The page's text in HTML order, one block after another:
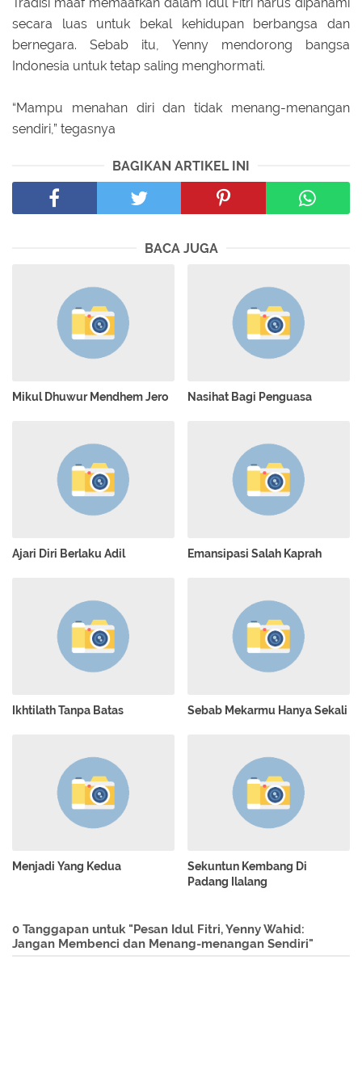
secara luas untuk bekal kehidupan berbangsa dan
bernegara. Sebab itu, Yenny mendorong bangsa
Indonesia untuk tetap saling menghormati.
“Mampu menahan diri dan tidak menang-menangan
sendiri,” tegasnya
BAGIKAN ARTIKEL INI
BACA JUGA
Mikul Dhuwur Mendhem Jero Nasihat Bagi Penguasa
Ajari Diri Berlaku Adil Emansipasi Salah Kaprah
Ikhtilath Tanpa Batas Sebab Mekarmu Hanya Sekali
Menjadi Yang Kedua
Sekuntun Kembang Di
Padang Ilalang
0 Tanggapan untuk "Pesan Idul Fitri, Yenny Wahid:
Jangan Membenci dan Menang-menangan Sendiri"